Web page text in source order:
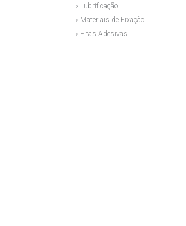
› Lubrificação
› Materiais de Fixação
› Fitas Adesivas